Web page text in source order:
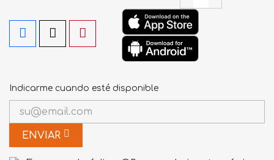
Indicarme cuando esté disponible
ENVIAR